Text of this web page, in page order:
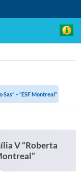
– “ESF Montreal”
V “Roberta